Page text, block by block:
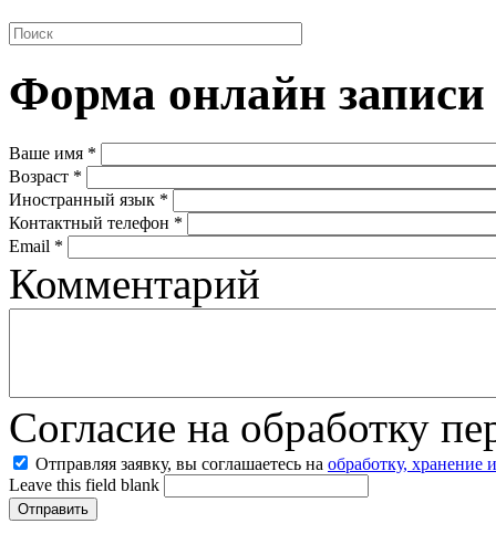
Форма онлайн записи
Ваше имя *
Возраст *
Иностранный язык *
Контактный телефон *
Email *
Комментарий
Согласие на обработку
Отправляя заявку, вы соглашаетесь на обработку, хранение
Leave this field blank